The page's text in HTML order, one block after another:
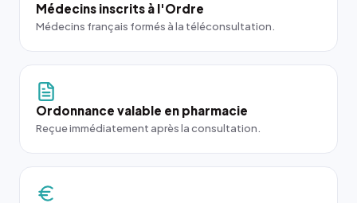
Médecins inscrits à l'Ordre
Médecins français formés à la téléconsultation.
Ordonnance valable en pharmacie
Reçue immédiatement après la consultation.